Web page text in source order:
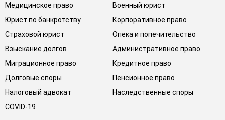
Медицинское право
Военный юрист
Юрист по банкротству
Корпоративное право
Страховой юрист
Опека и попечительство
Взыскание долгов
Административное право
Миграционное право
Кредитное право
Долговые споры
Пенсионное право
Налоговый адвокат
Наследственные споры
COVID-19